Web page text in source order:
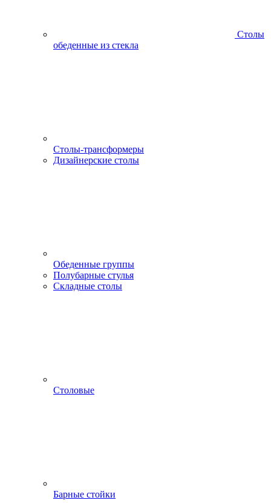
Столы
обеденные из стекла
Столы-трансформеры
Дизайнерские столы
Обеденные группы
Полубарные стулья
Складные столы
Столовые
Барные стойки